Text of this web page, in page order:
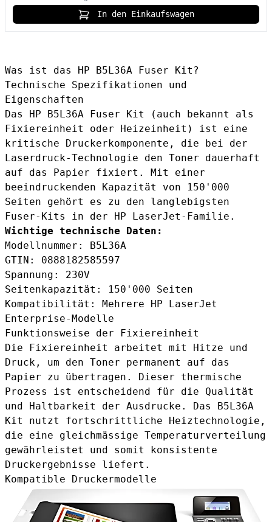
In den Einkaufswagen
Was ist das HP B5L36A Fuser Kit?
Technische Spezifikationen und
Eigenschaften
Das HP B5L36A Fuser Kit (auch bekannt als
Fixiereinheit oder Heizeinheit) ist eine
kritische Druckerkomponente, die bei der
Laserdruck-Technologie den Toner dauerhaft
auf das Papier fixiert. Mit einer
beeindruckenden Kapazität von 150'000
Seiten gehört es zu den langlebigsten
Fuser-Kits in der HP LaserJet-Familie.
Wichtige technische Daten:
Modellnummer: B5L36A
GTIN: 0888182585597
Spannung: 230V
Seitenkapazität: 150'000 Seiten
Kompatibilität: Mehrere HP LaserJet
Enterprise-Modelle
Funktionsweise der Fixiereinheit
Die Fixiereinheit arbeitet mit Hitze und
Druck, um den Toner permanent auf das
Papier zu übertragen. Dieser thermische
Prozess ist entscheidend für die Qualität
und Haltbarkeit der Ausdrucke. Das B5L36A
Kit nutzt fortschrittliche Heiztechnologie,
die eine gleichmässige Temperaturverteilung
gewährleistet und somit konsistente
Druckergebnisse liefert.
Kompatible Druckermodelle